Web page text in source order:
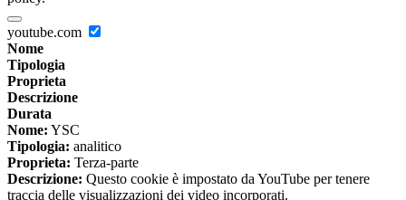
youtube.com
Nome
Tipologia
Proprieta
Descrizione
Durata
Nome: YSC
Tipologia: analitico
Proprieta: Terza-parte
Descrizione: Questo cookie è impostato da YouTube per tenere
traccia delle visualizzazioni dei video incorporati.